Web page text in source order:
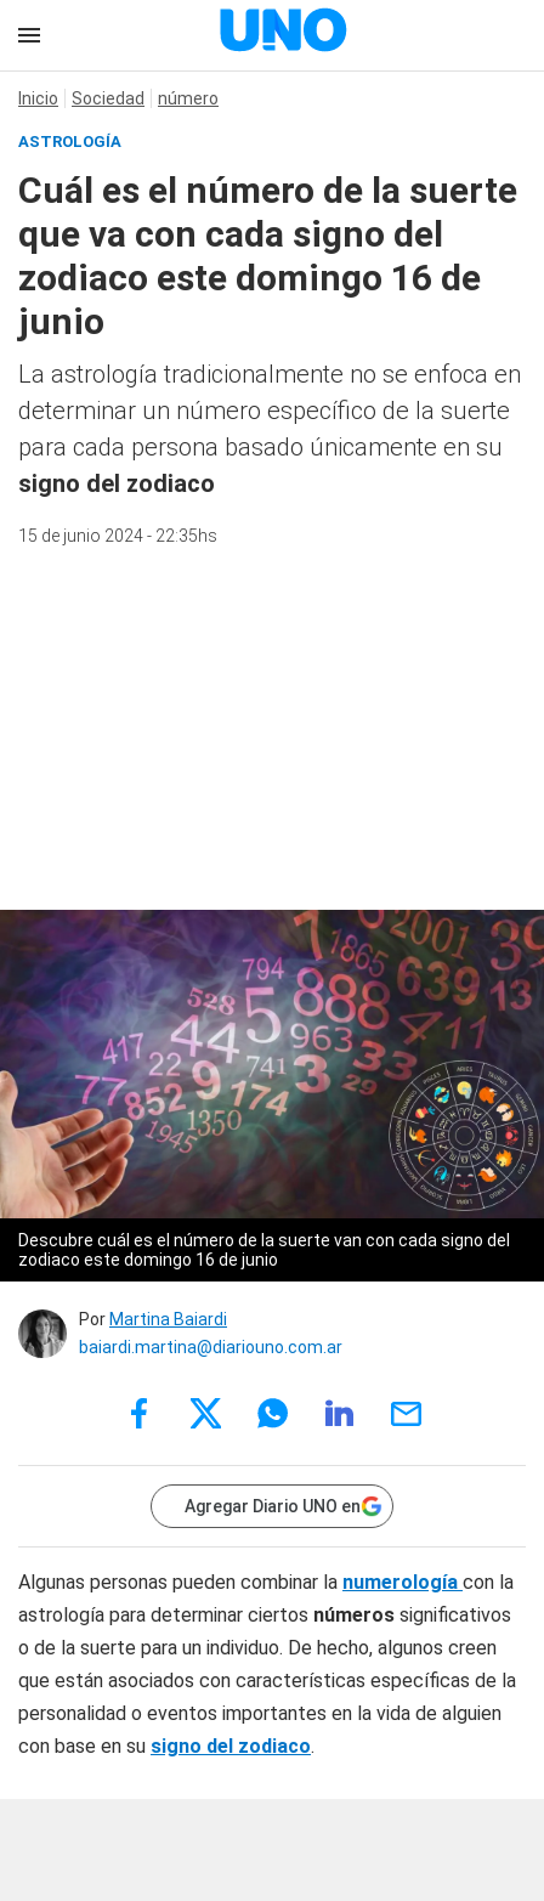
Inicio Sociedad número
ASTROLOGÍA
Cuál es el número de la suerte
que va con cada signo del
zodiaco este domingo 16 de
junio
La astrología tradicionalmente no se enfoca en
determinar un número específico de la suerte
para cada persona basado únicamente en su
signo del zodiaco
15 de junio 2024 - 22:35hs
Descubre cuál es el número de la suerte van con cada signo del
zodiaco este domingo 16 de junio
Por Martina Baiardi
baiardi.martina@diariouno.com.ar
Agregar Diario UNO en
Algunas personas pueden combinar la numerología con la
astrología para determinar ciertos números significativos
o de la suerte para un individuo. De hecho, algunos creen
que están asociados con características específicas de la
personalidad o eventos importantes en la vida de alguien
con base en su signo del zodiaco.